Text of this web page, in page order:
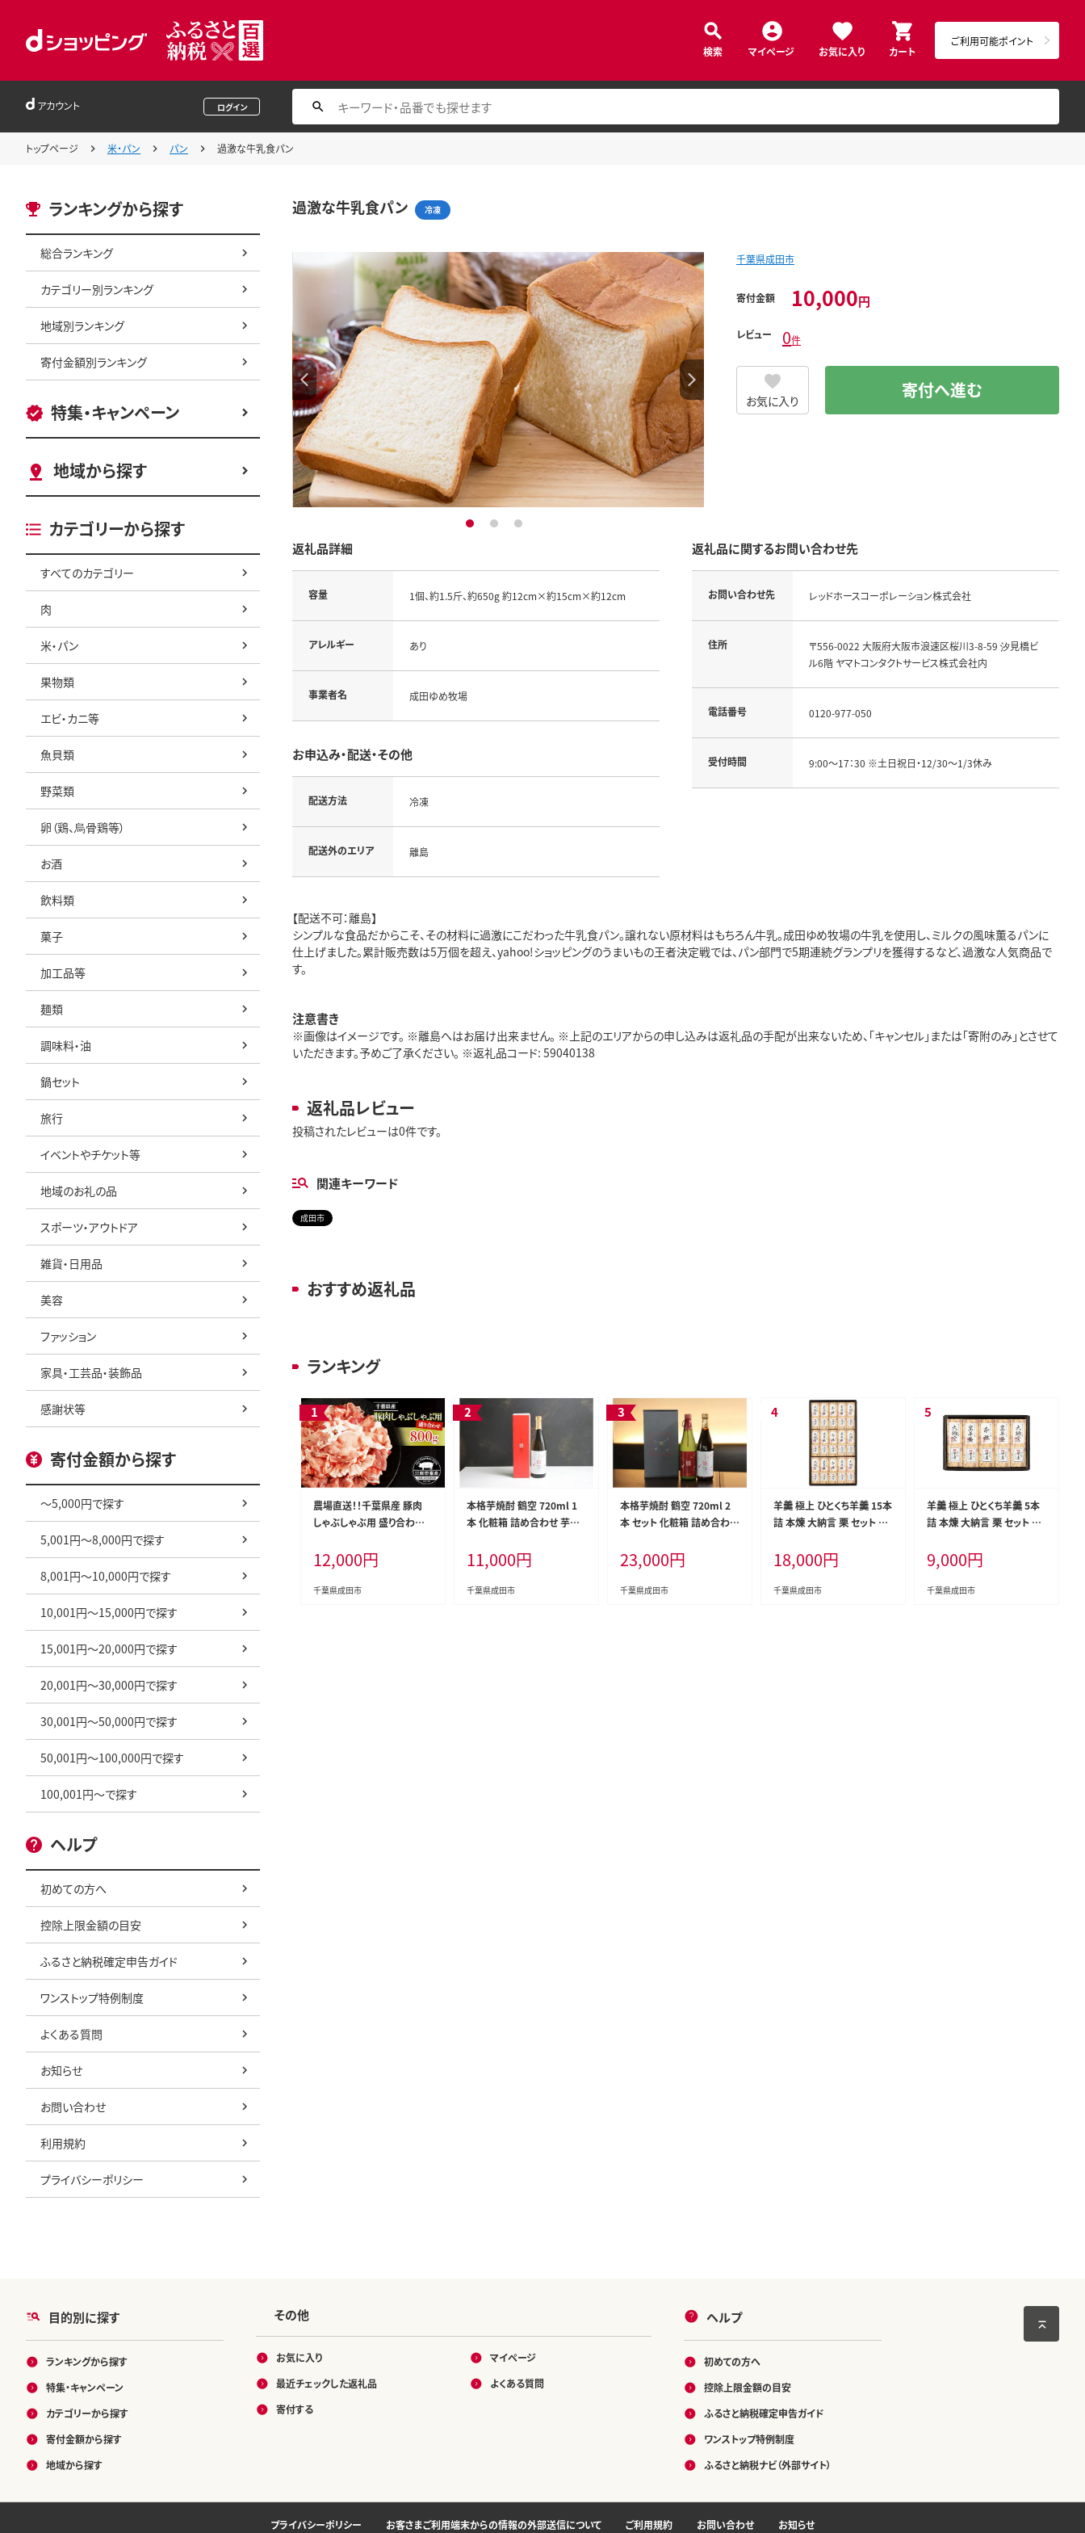
検索 マイページ お気に入り カート
ご利用可能ポイント
アカウント ログイン
トップページ 米・パン パン 過激な牛乳食パン
ランキングから探す
総合ランキング
カテゴリー別ランキング
地域別ランキング
寄付金額別ランキング
特集・キャンペーン
地域から探す
カテゴリーから探す
すべてのカテゴリー
肉
米・パン
果物類
エビ・カニ等
魚貝類
野菜類
卵（鶏、烏骨鶏等）
お酒
飲料類
菓子
加工品等
麺類
調味料・油
鍋セット
旅行
イベントやチケット等
地域のお礼の品
スポーツ・アウトドア
雑貨・日用品
美容
ファッション
家具・工芸品・装飾品
感謝状等
寄付金額から探す
～5,000円で探す
5,001円～8,000円で探す
8,001円～10,000円で探す
10,001円～15,000円で探す
15,001円～20,000円で探す
20,001円～30,000円で探す
30,001円～50,000円で探す
50,001円～100,000円で探す
100,001円～で探す
ヘルプ
初めての方へ
控除上限金額の目安
ふるさと納税確定申告ガイド
ワンストップ特例制度
よくある質問
お知らせ
お問い合わせ
利用規約
プライバシーポリシー
過激な牛乳食パン 冷凍
1 2 3
千葉県成田市
寄付金額 10,000円
レビュー 0件
お気に入り 寄付へ進む
返礼品詳細
容量 1個、約1.5斤、約650g 約12cm×約15cm×約12cm
アレルギー あり
事業者名 成田ゆめ牧場
お申込み・配送・その他
配送方法 冷凍
配送外のエリア 離島
返礼品に関するお問い合わせ先
お問い合わせ先 レッドホースコーポレーション株式会社
住所
〒556-0022 大阪府大阪市浪速区桜川3-8-59 汐見橋ビ
ル6階 ヤマトコンタクトサービス株式会社内
電話番号 0120-977-050
受付時間 9:00～17：30 ※土日祝日・12/30～1/3休み
【配送不可：離島】
シンプルな食品だからこそ、その材料に過激にこだわった牛乳食パン。譲れない原材料はもちろん牛乳。成田ゆめ牧場の牛乳を使用し、ミルクの風味薫るパンに
仕上げました。累計販売数は5万個を超え、yahoo!ショッピングのうまいもの王者決定戦では、パン部門で5期連続グランプリを獲得するなど、過激な人気商品で
す。
注意書き
※画像はイメージです。 ※離島へはお届け出来ません。 ※上記のエリアからの申し込みは返礼品の手配が出来ないため、「キャンセル」または「寄附のみ」とさせて
いただきます。予めご了承ください。 ※返礼品コード: 59040138
返礼品レビュー
投稿されたレビューは0件です。
関連キーワード
成田市
おすすめ返礼品
ランキング
農場直送！！千葉県産 豚肉
しゃぶしゃぶ用 盛り合わせ 8
ク 牛肉/しゃぶしゃぶ
12,000円
千葉県成田市
本格芋焼酎 鶴空 720ml 1
本 化粧箱 詰め合わせ 芋焼
いも サツマイモ 紅はるか 紅
あずま ギフト 贈り物 プレゼ
ント ギフトボックス 千葉 千
11,000円
千葉県成田市
本格芋焼酎 鶴空 720ml 2
本 セット 化粧箱 詰め合わせ
焼酎 いも サツマイモ 紅はる
か 紅あずま 飲み比べセット
飲み比べ ギフト 贈り物 プレ
23,000円
千葉県成田市
羊羹 極上 ひとくち羊羹 15本
詰 本煉 大納言 栗 セット 詰
子 スイーツ デザート おやつ
ようかん 一口羊羹 ひとくち
ようかん 栗羊羹 保存食 非
18,000円
千葉県成田市
羊羹 極上 ひとくち羊羹 5本
詰 本煉 大納言 栗 セット 詰
子 スイーツ デザート おやつ
ようかん 一口羊羹 ひとくち
ようかん 栗羊羹 保存食 非
9,000円
千葉県成田市
目的別に探す
ランキングから探す
特集・キャンペーン
カテゴリーから探す
寄付金額から探す
地域から探す
その他
お気に入り
最近チェックした返礼品
寄付する
マイページ
よくある質問
ヘルプ
初めての方へ
控除上限金額の目安
ふるさと納税確定申告ガイド
ワンストップ特例制度
ふるさと納税ナビ（外部サイト）
プライバシーポリシー お客さまご利用端末からの情報の外部送信について ご利用規約 お問い合わせ お知らせ